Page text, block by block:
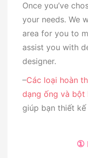
Once you’ve
your needs. We
area for you to
assist you with
designer.
–Các loại hoàn
dạng ống và bột
giúp bạn thiết kế
①